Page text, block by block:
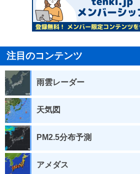
注目のコンテンツ
雨雲レーダー
天気図
PM2.5分布予測
アメダス